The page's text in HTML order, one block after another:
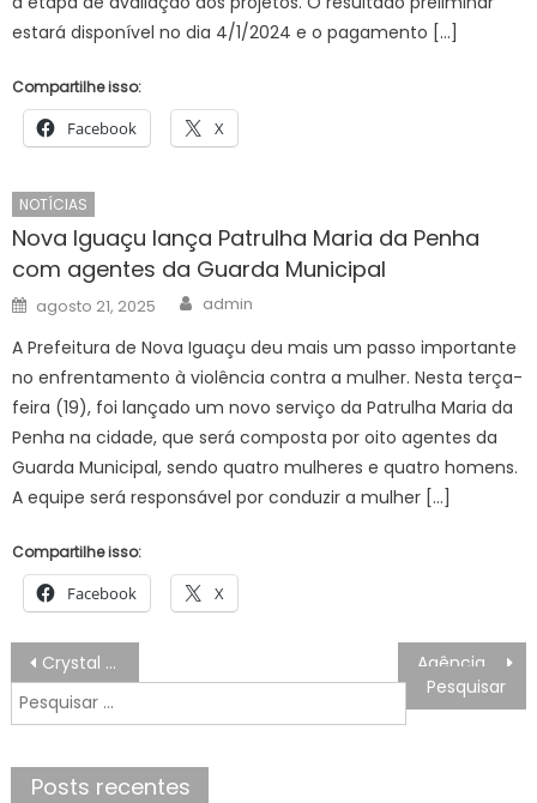
estará disponível no dia 4/1/2024 e o pagamento […]
Compartilhe isso:
Facebook X
NOTÍCIAS
Nova Iguaçu lança Patrulha Maria da Penha
com agentes da Guarda Municipal
Posted
on
agosto 21, 2025 Author
admin
A Prefeitura de Nova Iguaçu deu mais um passo importante
no enfrentamento à violência contra a mulher. Nesta terça-
feira (19), foi lançado um novo serviço da Patrulha Maria da
Penha na cidade, que será composta por oito agentes da
Guarda Municipal, sendo quatro mulheres e quatro homens.
A equipe será responsável por conduzir a mulher […]
Compartilhe isso:
Facebook X
Navegação
de
Post
Crystal Palace x Wolverhampton ONDE ASSISTIR AO VIVO, PALPITES E ESCALAÇÕES Inglês, Premier League, HOJE (20/05)
Pesquisar
por:
Posts recentes